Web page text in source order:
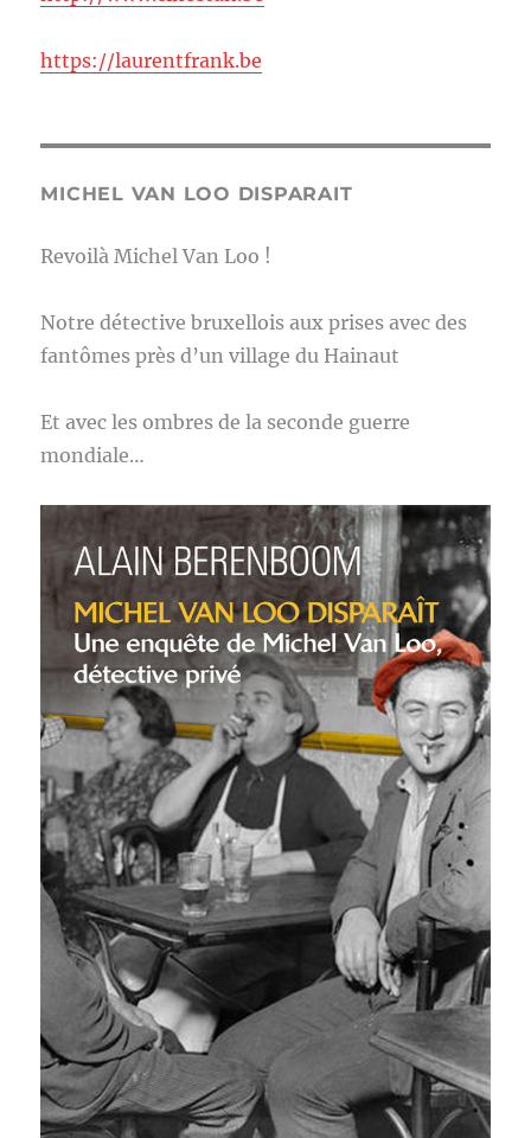
https://laurentfrank.be
MICHEL VAN LOO DISPARAIT
Revoilà Michel Van Loo !
Notre détective bruxellois aux prises avec des
fantômes près d’un village du Hainaut
Et avec les ombres de la seconde guerre
mondiale…